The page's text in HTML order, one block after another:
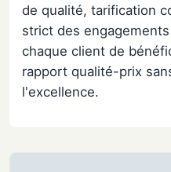
de qualité, tarification
strict des
chaque client de
rapport qualité-prix
l'excellence.